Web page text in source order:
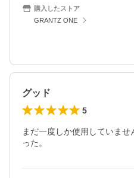
購入したストア
GRANTZ ONE
グッド
5
まだ一度しか使用していま
った。